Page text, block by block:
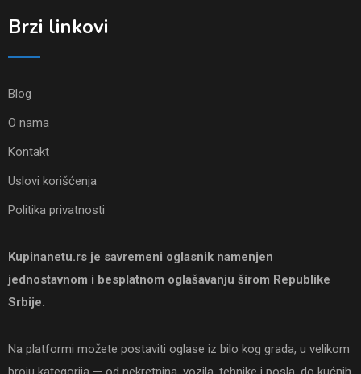
Brzi linkovi
Blog
O nama
Kontakt
Uslovi korišćenja
Politika privatnosti
Kupinanetu.rs je savremeni oglasnik namenjen
jednostavnom i besplatnom oglašavanju širom Republike
Srbije.
Na platformi možete postaviti oglase iz bilo kog grada, u velikom